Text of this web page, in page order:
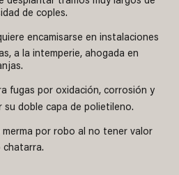
de coples.
encamisarse en instalaciones
a la intemperie, ahogada en
fugas por oxidación, corrosión y
su doble capa de polietileno.
por robo al no tener valor